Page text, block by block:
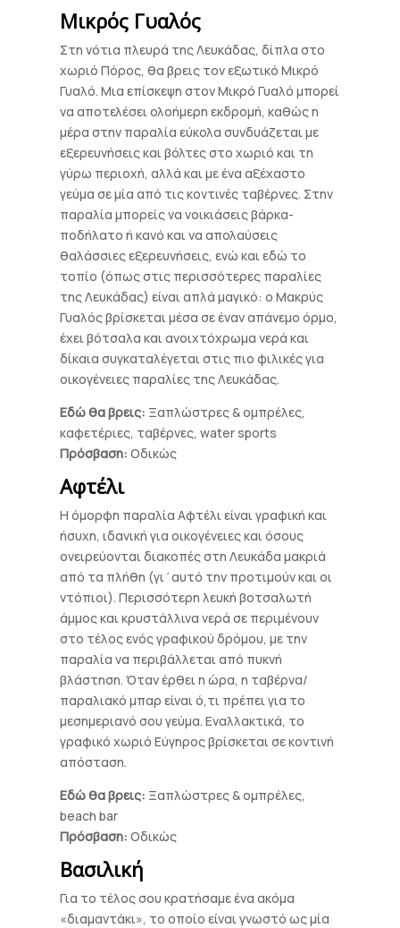
Μικρός Γυαλός
Στη νότια πλευρά της Λευκάδας, δίπλα στο
χωριό Πόρος, θα βρεις τον εξωτικό Μικρό
Γυαλό. Μια επίσκεψη στον Μικρό Γυαλό μπορεί
να αποτελέσει ολοήμερη εκδρομή, καθώς η
μέρα στην παραλία εύκολα συνδυάζεται με
εξερευνήσεις και βόλτες στο χωριό και τη
γύρω περιοχή, αλλά και με ένα αξέχαστο
γεύμα σε μία από τις κοντινές ταβέρνες. Στην
παραλία μπορείς να νοικιάσεις βάρκα-
ποδήλατο ή κανό και να απολαύσεις
θαλάσσιες εξερευνήσεις, ενώ και εδώ το
τοπίο (όπως στις περισσότερες παραλίες
της Λευκάδας) είναι απλά μαγικό: ο Μακρύς
Γυαλός βρίσκεται μέσα σε έναν απάνεμο όρμο,
έχει βότσαλα και ανοιχτόχρωμα νερά και
δίκαια συγκαταλέγεται στις πιο φιλικές για
οικογένειες παραλίες της Λευκάδας.
Εδώ θα βρεις: Ξαπλώστρες & ομπρέλες,
καφετέριες, ταβέρνες, water sports
Πρόσβαση: Οδικώς
Αφτέλι
Η όμορφη παραλία Αφτέλι είναι γραφική και
ήσυχη, ιδανική για οικογένειες και όσους
ονειρεύονται διακοπές στη Λευκάδα μακριά
από τα πλήθη (γι΄αυτό την προτιμούν και οι
ντόπιοι). Περισσότερη λευκή βοτσαλωτή
άμμος και κρυστάλλινα νερά σε περιμένουν
στο τέλος ενός γραφικού δρόμου, με την
παραλία να περιβάλλεται από πυκνή
βλάστηση. Όταν έρθει η ώρα, η ταβέρνα/
παραλιακό μπαρ είναι ό,τι πρέπει για το
μεσημεριανό σου γεύμα. Εναλλακτικά, το
γραφικό χωριό Εύγηρος βρίσκεται σε κοντινή
απόσταση.
Εδώ θα βρεις: Ξαπλώστρες & ομπρέλες,
beach bar
Πρόσβαση: Οδικώς
Βασιλική
Για το τέλος σου κρατήσαμε ένα ακόμα
«διαμαντάκι», το οποίο είναι γνωστό ως μία